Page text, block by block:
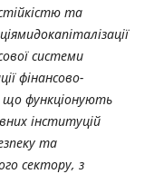
та
системи
фінансово-
що функціонують
інституцій
та
сектору, з